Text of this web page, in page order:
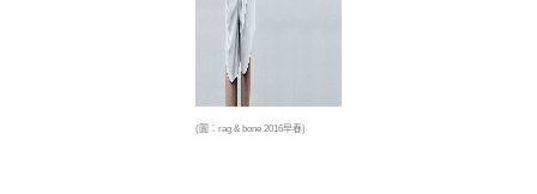
(圖：rag & bone 2016早春)